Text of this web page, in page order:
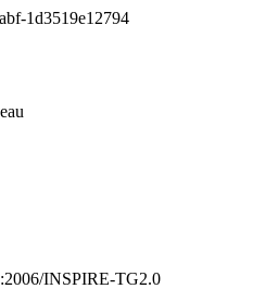
1d3519e12794
INSPIRE-TG2.0